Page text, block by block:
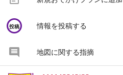
circle
投稿 情報を投稿する
地図に関する指摘